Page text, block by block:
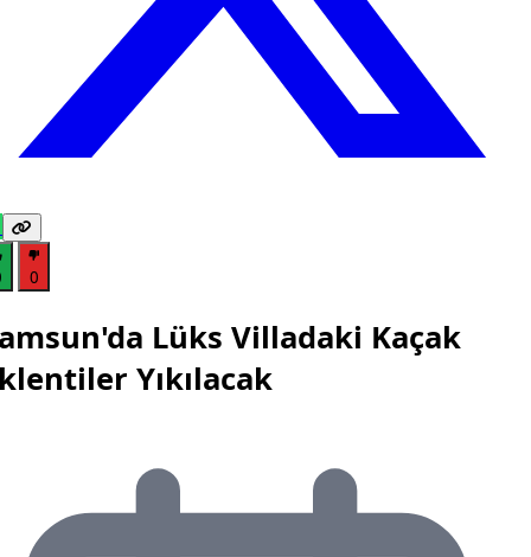
0
Lüks Villadaki Kaçak
Yıkılacak